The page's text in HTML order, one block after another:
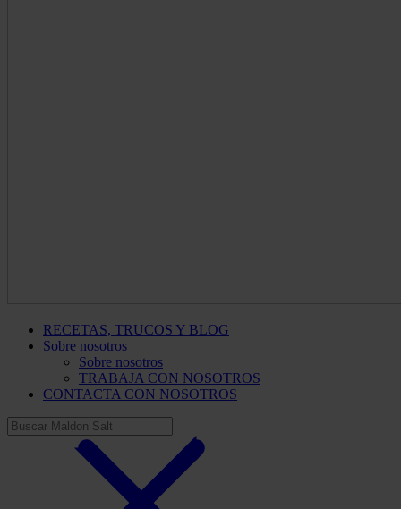
RECETAS, TRUCOS Y BLOG
Sobre nosotros
Sobre nosotros
TRABAJA CON NOSOTROS
CONTACTA CON NOSOTROS